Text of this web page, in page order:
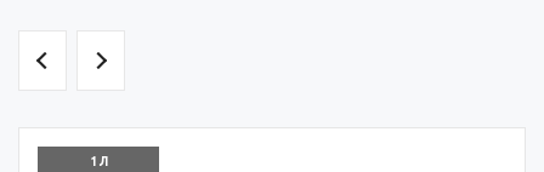
1 Л